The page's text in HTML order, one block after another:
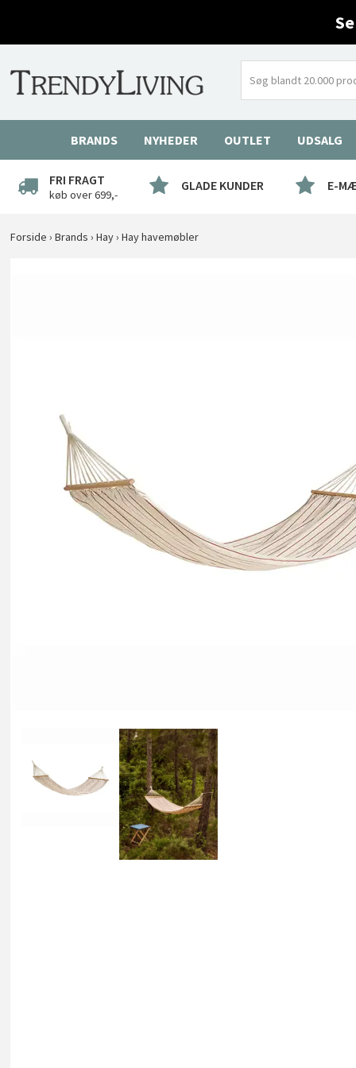
BRANDS NYHEDER OUTLET UDSALG
FRI FRAGT
køb over 699,-
GLADE KUNDER E-
Forside ›Brands ›Hay›Hay havemøbler